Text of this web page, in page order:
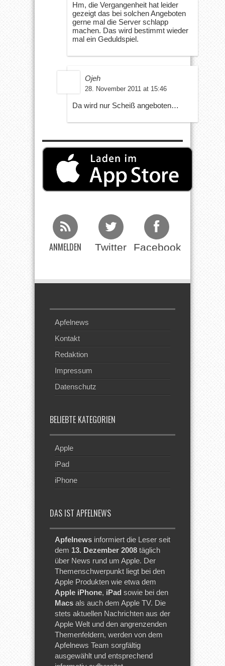
Hm, die Vergangenheit hat leider
gezeigt das bei solchen Angeboten
gerne mal die Server schlapp
machen. Das wird bestimmt wieder
mal ein Geduldspiel.
Ojeh
28. November 2011 at 15:46
Da wird nur Scheiß angeboten…
ANMELDEN Twitter Facebook
Apfelnews
Kontakt
Redaktion
Impressum
Datenschutz
BELIEBTE KATEGORIEN
Apple
iPad
iPhone
DAS IST APFELNEWS
Apfelnews informiert die Leser seit
dem 13. Dezember 2008 täglich
über News rund um Apple. Der
Themenschwerpunkt liegt bei den
Apple Produkten wie etwa dem
Apple iPhone, iPad sowie bei den
Macs als auch dem Apple TV. Die
stets aktuellen Nachrichten aus der
Apple Welt und den angrenzenden
Themenfeldern, werden von dem
Apfelnews Team sorgfältig
ausgewählt und entsprechend